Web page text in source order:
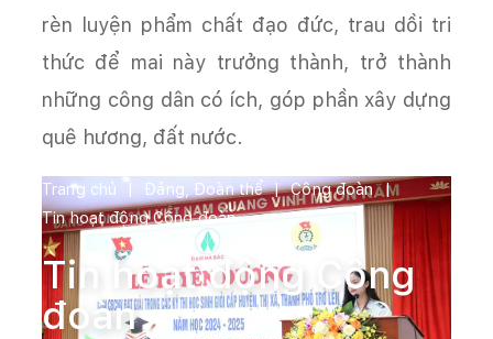
Trang chủ Đảng, Đoàn thể
Công đoàn
Tin hoạt động Công đoàn
Tin hoạt động Công
đoàn
rèn luyện phẩm chất đạo đức, trau dồi tri
thức để mai này trưởng thành, trở thành
những công dân có ích, góp phần xây dựng
quê hương, đất nước.